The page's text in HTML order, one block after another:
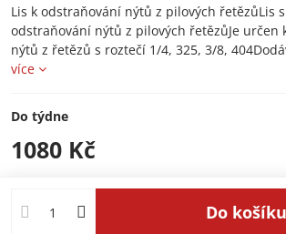
Lis k odstraňování nýtů z pilových řetězůLis
odstraňování nýtů z pilových řetězůJe určen
nýtů z řetězů s roztečí 1/4, 325, 3/8,
více
Do týdne
1080 Kč
Do košíku